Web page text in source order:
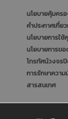
นโยบายคุ้มคร
คำประกาศเกี่ย
นโยบายการใช้
นโยบายการข
โทรทัศน์วงจร
การรักษาควา
สารสนเทศ